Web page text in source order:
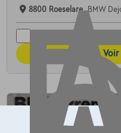
8800 Roeselare,BMW
Voir